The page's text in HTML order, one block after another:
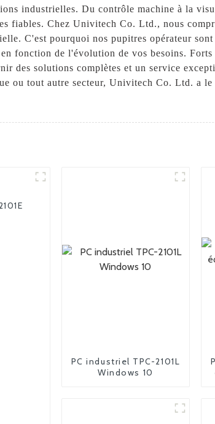
industrielles. Du contrôle machine à la
fiables. Chez Univitech Co. Ltd., nous
C'est pourquoi nos pupitres opérateur
fonction de l'évolution de vos besoins.
des solutions complètes et un service
ou tout autre secteur, Univitech Co. Ltd. a
PC industriel TPC-2101L
Windows 10